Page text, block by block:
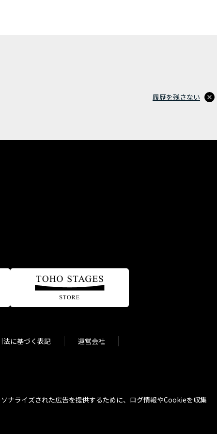
履歴を残さない
法に基づく表記 運営会社
ナライズされた広告を提供するために、ログ情報やCookieを収集